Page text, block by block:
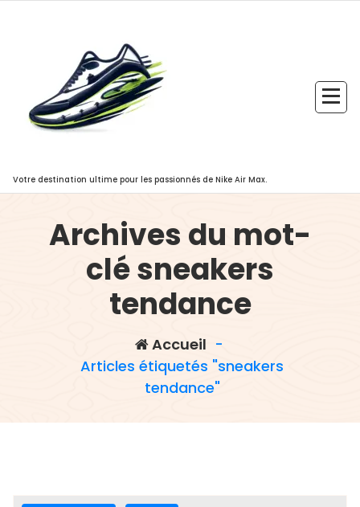
Votre destination ultime pour les passionnés de Nike Air Max.
Archives du mot-
clé sneakers
tendance
Accueil -
Articles étiquetés "sneakers
tendance"